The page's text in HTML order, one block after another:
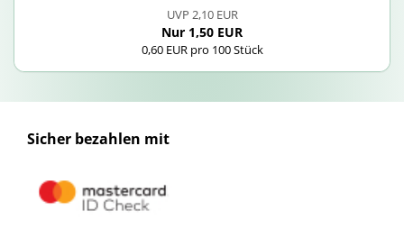
UVP 2,10 EUR
Nur 1,50 EUR
0,60 EUR pro 100 Stück
Sicher bezahlen mit